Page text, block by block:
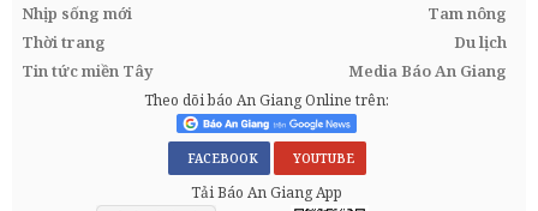
Nhịp sống mới
Tam nông
Thời trang
Du lịch
Tin tức miền Tây
Media Báo An Giang
Theo dõi báo An Giang Online trên:
FACEBOOK YOUTUBE
Tải Báo An Giang App